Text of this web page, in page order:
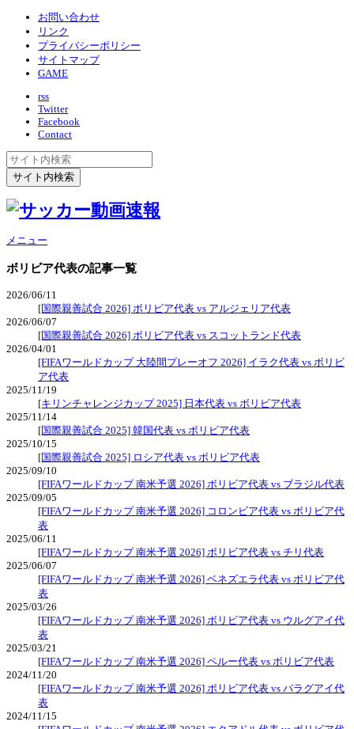
お問い合わせ
リンク
プライバシーポリシー
サイトマップ
GAME
rss
Twitter
Facebook
Contact
メニュー
ボリビア代表の記事一覧
2026/06/11
[国際親善試合 2026] ボリビア代表 vs アルジェリア代表
2026/06/07
[国際親善試合 2026] ボリビア代表 vs スコットランド代表
2026/04/01
[FIFAワールドカップ 大陸間プレーオフ 2026] イラク代表 vs ボリビ
ア代表
2025/11/19
[キリンチャレンジカップ 2025] 日本代表 vs ボリビア代表
2025/11/14
[国際親善試合 2025] 韓国代表 vs ボリビア代表
2025/10/15
[国際親善試合 2025] ロシア代表 vs ボリビア代表
2025/09/10
[FIFAワールドカップ 南米予選 2026] ボリビア代表 vs ブラジル代表
2025/09/05
[FIFAワールドカップ 南米予選 2026] コロンビア代表 vs ボリビア代
表
2025/06/11
[FIFAワールドカップ 南米予選 2026] ボリビア代表 vs チリ代表
2025/06/07
[FIFAワールドカップ 南米予選 2026] ベネズエラ代表 vs ボリビア代
表
2025/03/26
[FIFAワールドカップ 南米予選 2026] ボリビア代表 vs ウルグアイ代
表
2025/03/21
[FIFAワールドカップ 南米予選 2026] ペルー代表 vs ボリビア代表
2024/11/20
[FIFAワールドカップ 南米予選 2026] ボリビア代表 vs パラグアイ代
表
2024/11/15